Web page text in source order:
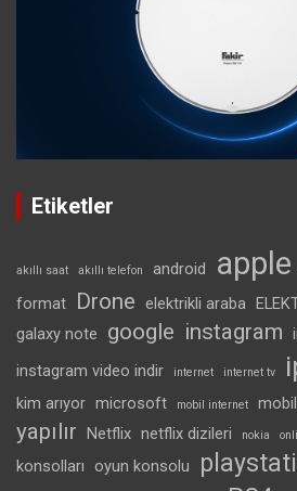
Etiketler
akıllı saat akıllı telefon android apple
format
Drone elektrikli araba
galaxy note google instagram
instagram video indir
internet internet tv
kim arıyor microsoft mobil internet
yapılır Netflix netflix dizileri nokia
konsolları
oyun konsolu